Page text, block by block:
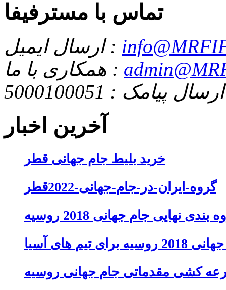
تماس با مسترفیفا
ارسال ایمیل :
همکاری با ما :
ارسال پیامک : 5000100051
آخرین اخبار
خرید بلیط جام جهانی قطر
گروه-ایران-در-جام-جهانی-2022قطر
بندی نهایی جام جهانی 2018 روسیه
های آسیا
کشی مقدماتی جام جهانی روسیه